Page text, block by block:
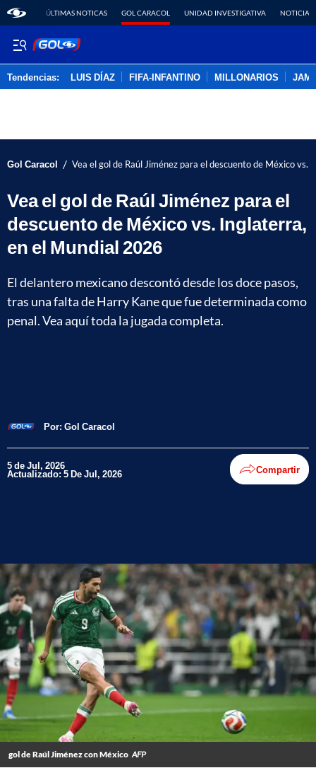
ÚLTIMAS NOTICAS GOL CARACOL UNIDAD INVESTIGATIVA NOTICIAS
Tendencias: LUIS DÍAZ FIFA-INFANTINO MILLONARIOS
Gol Caracol / Vea el gol de Raúl Jiménez para el descuento de México
Vea el gol de Raúl Jiménez para el
descuento de México vs. Inglaterra,
en el Mundial 2026
El delantero mexicano descontó desde los doce pasos,
tras una falta de Harry Kane que fue determinada como
penal. Vea aquí toda la jugada completa.
Por: Gol Caracol
5 de Jul, 2026
Actualizado: 5 De Jul, 2026 Compartir
gol de Raúl Jiménez con México AFP